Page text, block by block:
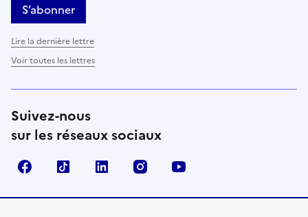
S’abonner
Lire la dernière lettre
Voir toutes les lettres
Suivez-nous
sur les réseaux sociaux
FacebookTikTok LinkedIn Instagram